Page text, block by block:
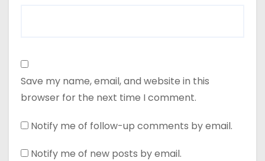
Save my name, email, and website in this
browser for the next time I comment.
Notify me of follow-up comments by email.
Notify me of new posts by email.